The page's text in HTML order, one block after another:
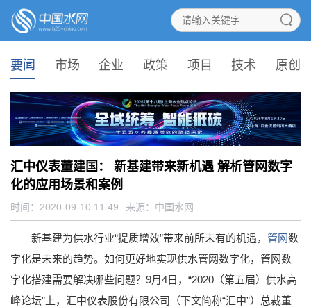
要闻 市场 企业 政策 项目 技术 原创
汇中仪表董建国： 新基建带来新机遇 解析管网数字
化的应用场景和案例
时间：2020-09-10 11:49 来源： 中国水网
新基建为供水行业“提质增效”带来前所未有的机遇， 管网数
字化是未来的趋势。如何更好地实现供水管网数字化，管网数
字化搭建需要解决哪些问题？9月4日，“2020（第五届）供水高
峰论坛”上，汇中仪表股份有限公司（下文简称“汇中”）总裁董